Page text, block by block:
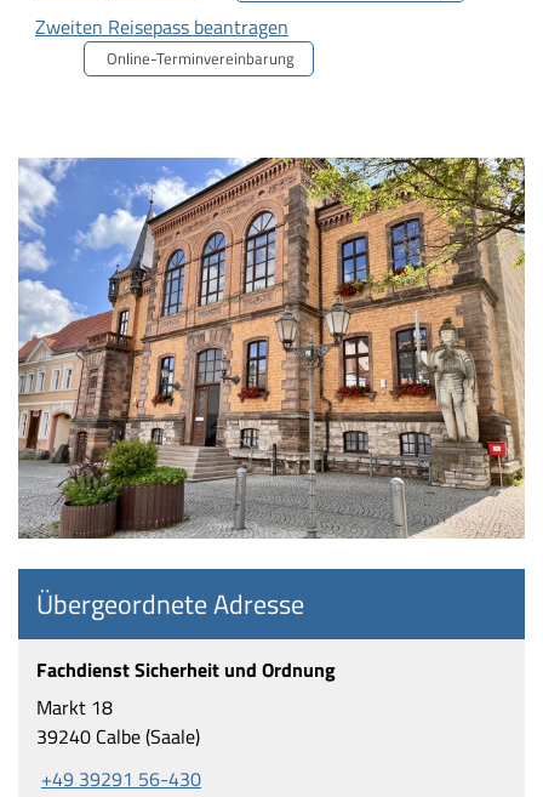
Zweiten Reisepass beantragen
Online-Terminvereinbarung
Übergeordnete Adresse
Fachdienst Sicherheit und Ordnung
Markt 18
39240 Calbe (Saale)
+49 39291 56-430